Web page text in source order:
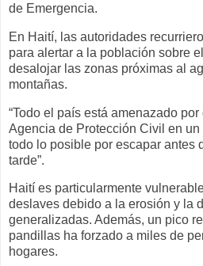
de Emergencia.
En Haití, las autoridades
para alertar a la población sobre
desalojar las zonas próximas al
montañas.
“Todo el país está amenazado
Agencia de Protección Civil en un
todo lo posible por escapar antes
tarde”.
Haití es particularmente
deslaves debido a la erosión y la
generalizadas. Además, un pico
pandillas ha forzado a miles de
hogares.